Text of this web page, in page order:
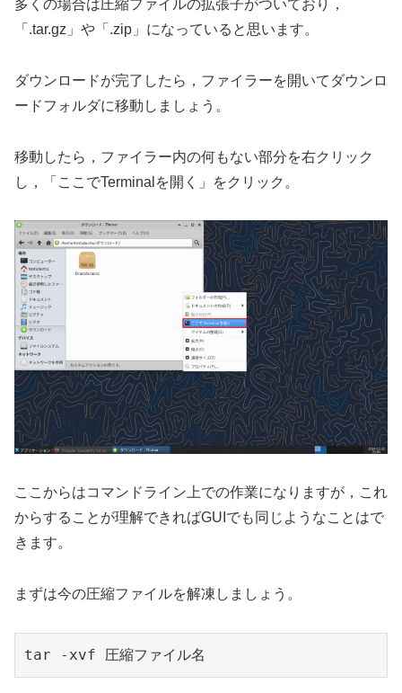
多くの場合は圧縮ファイルの拡張子がついており，
「.tar.gz」や「.zip」になっていると思います。
ダウンロードが完了したら，ファイラーを開いてダウンロ
ードフォルダに移動しましょう。
移動したら，ファイラー内の何もない部分を右クリック
し，「ここでTerminalを開く」をクリック。
ここからはコマンドライン上での作業になりますが，これ
からすることが理解できればGUIでも同じようなことはで
きます。
まずは今の圧縮ファイルを解凍しましょう。
tar -xvf 圧縮ファイル名